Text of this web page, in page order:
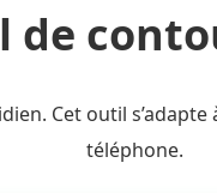
de
Cet outil
téléphone.